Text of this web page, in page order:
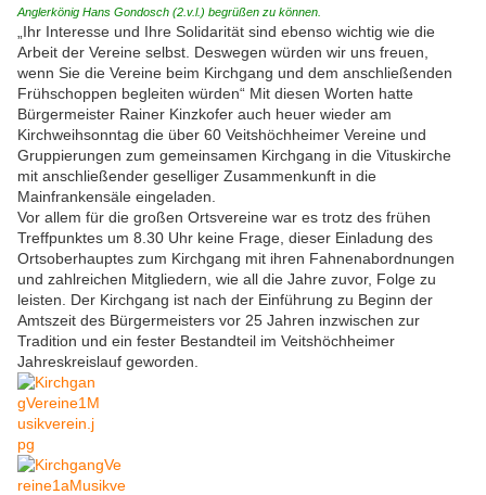
Anglerkönig Hans Gondosch (2.v.l.) begrüßen zu können.
„Ihr Interesse und Ihre Solidarität sind ebenso wichtig wie die
Arbeit der Vereine selbst. Deswegen würden wir uns freuen,
wenn Sie die Vereine beim Kirchgang und dem anschließenden
Frühschoppen begleiten würden“ Mit diesen Worten hatte
Bürgermeister Rainer Kinzkofer auch heuer wieder am
Kirchweihsonntag die über 60 Veitshöchheimer Vereine und
Gruppierungen zum gemeinsamen Kirchgang in die Vituskirche
mit anschließender geselliger Zusammenkunft in die
Mainfrankensäle eingeladen.
Vor allem für die großen Ortsvereine war es trotz des frühen
Treffpunktes um 8.30 Uhr keine Frage, dieser Einladung des
Ortsoberhauptes zum Kirchgang mit ihren Fahnenabordnungen
und zahlreichen Mitgliedern, wie all die Jahre zuvor, Folge zu
leisten. Der Kirchgang ist nach der Einführung zu Beginn der
Amtszeit des Bürgermeisters vor 25 Jahren inzwischen zur
Tradition und ein fester Bestandteil im Veitshöchheimer
Jahreskreislauf geworden.